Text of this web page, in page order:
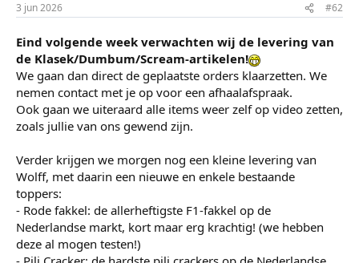
3 jun 2026 #62
Eind volgende week verwachten wij de levering van
de Klasek/Dumbum/Scream-artikelen!
We gaan dan direct de geplaatste orders klaarzetten. We
nemen contact met je op voor een afhaalafspraak.
Ook gaan we uiteraard alle items weer zelf op video zetten,
zoals jullie van ons gewend zijn.
Verder krijgen we morgen nog een kleine levering van
Wolff, met daarin een nieuwe en enkele bestaande
toppers:
- Rode fakkel: de allerheftigste F1-fakkel op de
Nederlandse markt, kort maar erg krachtig! (we hebben
deze al mogen testen!)